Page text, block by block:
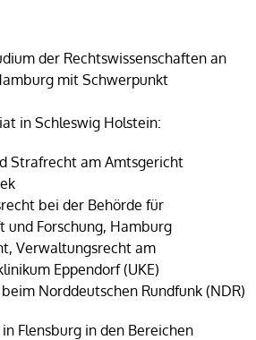
der Rechtswissenschaften an
mit Schwerpunkt
in Schleswig Holstein:
Strafrecht am Amtsgericht
bei der Behörde für
und Forschung, Hamburg
Verwaltungsrecht am
Eppendorf (UKE)
Norddeutschen Rundfunk (NDR)
Flensburg in den Bereichen